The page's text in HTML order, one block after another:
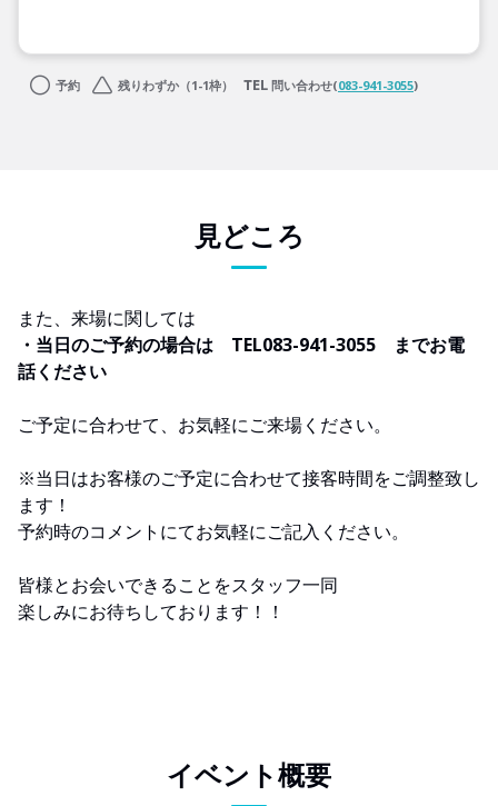
予約 残りわずか（1-1枠） 問い合わせ(083-941-3055)
見どころ
また、来場に関しては
・当日のご予約の場合は TEL083-941-3055 までお電
話ください
ご予定に合わせて、お気軽にご来場ください。
※当日はお客様のご予定に合わせて接客時間をご調整致し
ます！
予約時のコメントにてお気軽にご記入ください。
皆様とお会いできることをスタッフ一同
楽しみにお待ちしております！！
イベント概要